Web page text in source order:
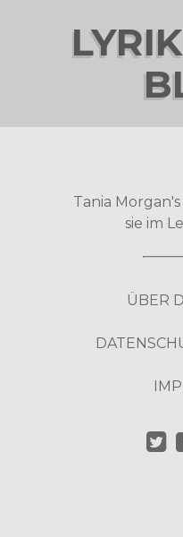
Tania
sie im
ÜBER